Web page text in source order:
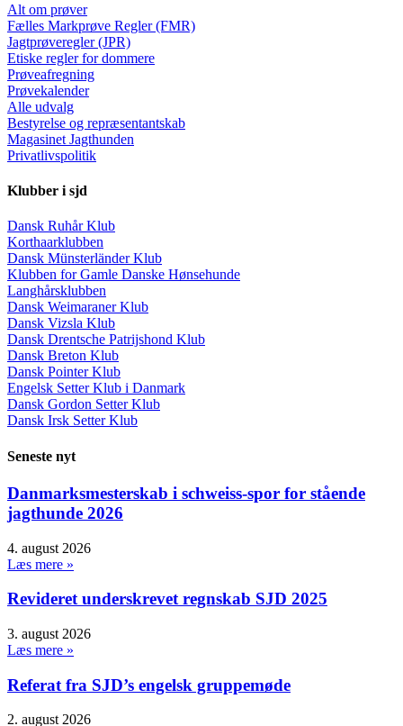
Alt om prøver
Fælles Markprøve Regler (FMR)
Jagtprøveregler (JPR)
Etiske regler for dommere
Prøveafregning
Prøvekalender
Alle udvalg
Bestyrelse og repræsentantskab
Magasinet Jagthunden
Privatlivspolitik
Klubber i sjd
Dansk Ruhår Klub
Korthaarklubben
Dansk Münsterländer Klub
Klubben for Gamle Danske Hønsehunde
Langhårsklubben
Dansk Weimaraner Klub
Dansk Vizsla Klub
Dansk Drentsche Patrijshond Klub
Dansk Breton Klub
Dansk Pointer Klub
Engelsk Setter Klub i Danmark
Dansk Gordon Setter Klub
Dansk Irsk Setter Klub
Seneste nyt
Danmarksmesterskab i schweiss-spor for stående
jagthunde 2026
4. august 2026
Læs mere »
Revideret underskrevet regnskab SJD 2025
3. august 2026
Læs mere »
Referat fra SJD’s engelsk gruppemøde
2. august 2026